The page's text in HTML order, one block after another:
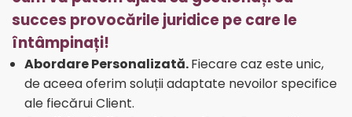
succes provocările juridice pe care le
întâmpinați!
Abordare Personalizată.Fiecare caz este unic,
de aceea oferim soluții adaptate nevoilor specifice
ale fiecărui Client.